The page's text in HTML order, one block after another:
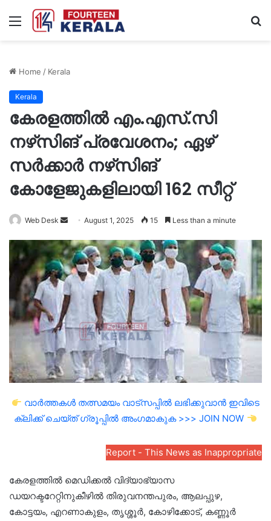
Menu
Home / Kerala
Kerala
കേരളത്തിൽ എം.എസ്‌.സി
നഴ്‌സിങ് പ്രവേശനം; ഏഴ്
സർക്കാർ നഴ്‌സിങ്
കോളേജുകളിലായി 162 സീറ്റ്
Web Desk
Send
email
August 1, 2025 15 Less than a minute
വാർത്തകൾ തത്സമയം വാട്സപ്പിൽ ലഭിക്കുവാൻ ഇവിടെ
ക്ലിക്ക് ചെയ്ത് ഗ്രൂപ്പിൽ അംഗമാകുക >>> JOIN NOW
Report - This News as Inappropriate
കേരളത്തിൽ മെഡിക്കൽ വിദ്യാഭ്യാസ
ഡയറക്ടറേറ്റിനുകീഴിൽ തിരുവനന്തപുരം, ആലപ്പുഴ,
കോട്ടയം, എറണാകുളം, തൃശ്ശൂർ, കോഴിക്കോട്, കണ്ണൂർ